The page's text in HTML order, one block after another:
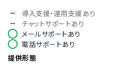
導入支援・運用支援あり
チャットサポートあり
メールサポートあり
電話サポートあり
提供形態